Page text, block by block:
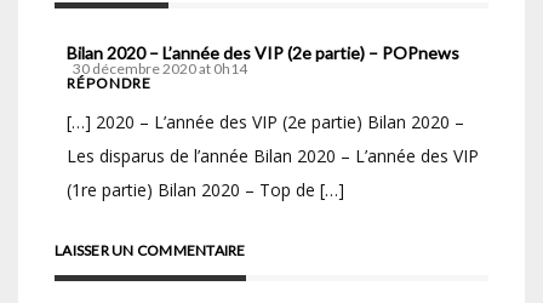
Bilan 2020 – L’année des VIP (2e partie) – POPnews
30 décembre 2020 at 0h14
RÉPONDRE
[…] 2020 – L’année des VIP (2e partie) Bilan 2020 –
Les disparus de l’année Bilan 2020 – L’année des VIP
(1re partie) Bilan 2020 – Top de […]
LAISSER UN COMMENTAIRE